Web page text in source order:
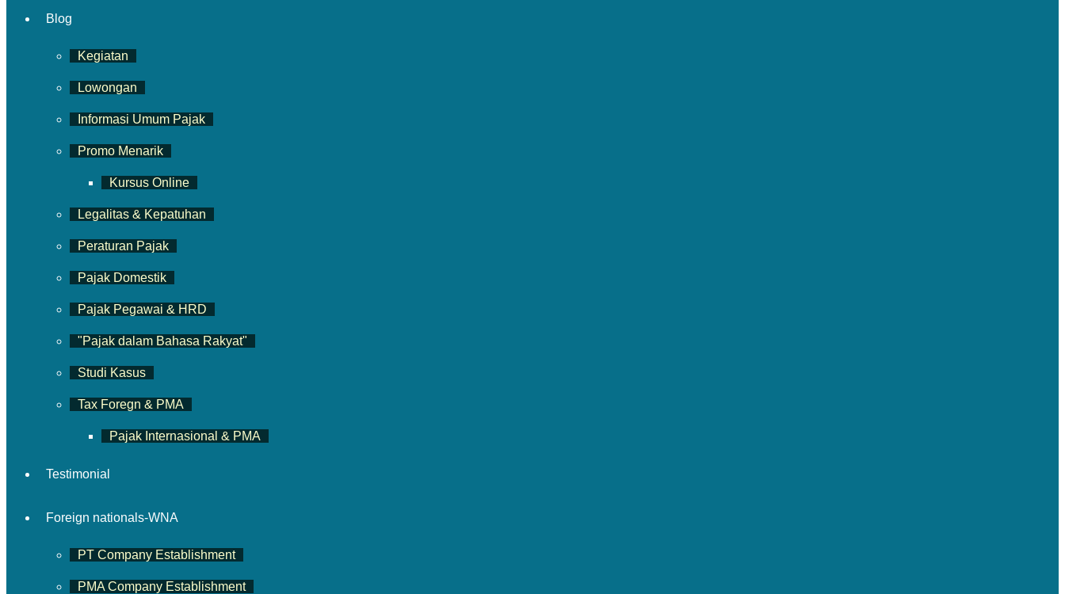
Blog
Kegiatan
Lowongan
Informasi Umum Pajak
Promo Menarik
Kursus Online
Legalitas & Kepatuhan
Peraturan Pajak
Pajak Domestik
Pajak Pegawai & HRD
"Pajak dalam Bahasa Rakyat"
Studi Kasus
Tax Foregn & PMA
Pajak Internasional & PMA
Testimonial
Foreign nationals-WNA
PT Company Establishment
PMA Company Establishment